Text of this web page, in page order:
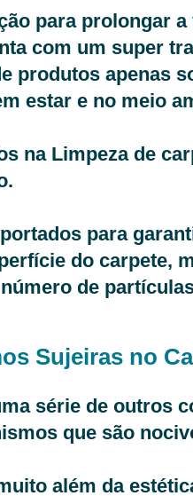
para prolongar
com um super
produtos apenas
estar e no meio
na Limpeza de
para
do carpete,
de
Sujeiras no
série de outros
que são
além da